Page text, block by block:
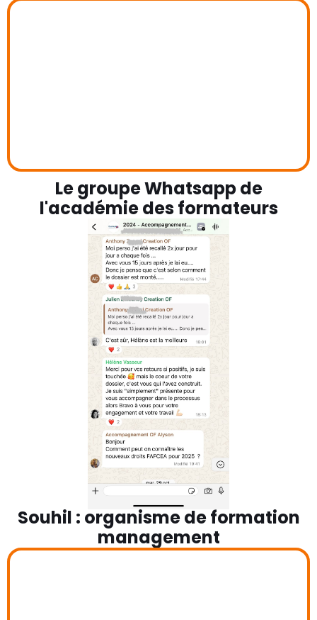
Le groupe Whatsapp de
l'académie des formateurs
Souhil : organisme de formation
management